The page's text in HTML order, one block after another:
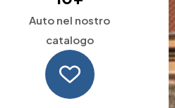
Auto nel nostro
catalogo